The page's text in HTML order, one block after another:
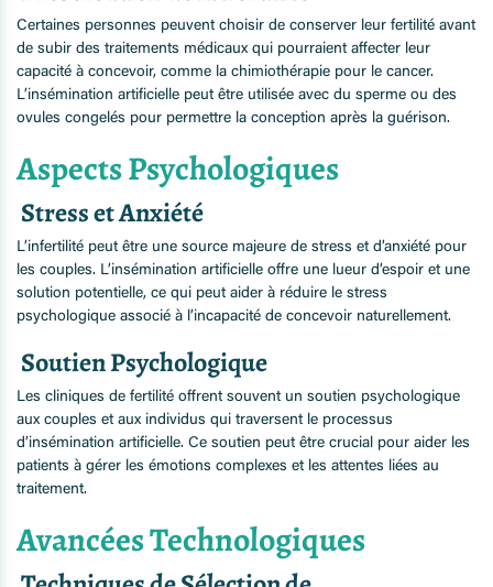
Certaines personnes peuvent choisir de conserver leur fertilité avant
de subir des traitements médicaux qui pourraient affecter leur
capacité à concevoir, comme la chimiothérapie pour le cancer.
L’insémination artificielle peut être utilisée avec du sperme ou des
ovules congelés pour permettre la conception après la guérison.
Aspects Psychologiques
Stress et Anxiété
L’infertilité peut être une source majeure de stress et d’anxiété pour
les couples. L’insémination artificielle offre une lueur d’espoir et une
solution potentielle, ce qui peut aider à réduire le stress
psychologique associé à l’incapacité de concevoir naturellement.
Soutien Psychologique
Les cliniques de fertilité offrent souvent un soutien psychologique
aux couples et aux individus qui traversent le processus
d’insémination artificielle. Ce soutien peut être crucial pour aider les
patients à gérer les émotions complexes et les attentes liées au
traitement.
Avancées Technologiques